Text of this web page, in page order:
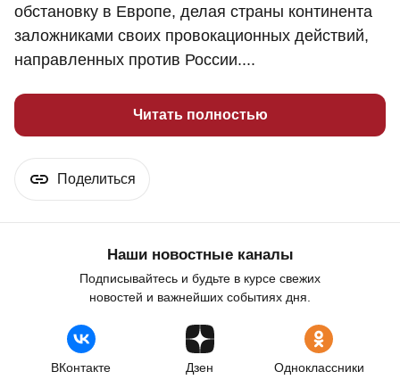
обстановку в Европе, делая страны континента
заложниками своих провокационных действий,
направленных против России....
Читать полностью
Поделиться
Наши новостные каналы
Подписывайтесь и будьте в курсе свежих
новостей и важнейших событиях дня.
ВКонтакте Дзен Одноклассники